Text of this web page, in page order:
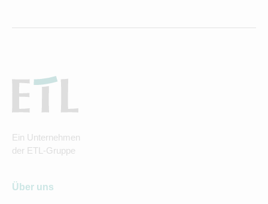
Ein Unternehmen
der ETL-Gruppe
Über uns